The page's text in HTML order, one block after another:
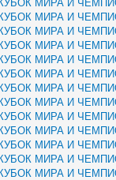
КУБОК МИРА И
КУБОК МИРА И
КУБОК МИРА И
КУБОК МИРА И
КУБОК МИРА И
КУБОК МИРА И
КУБОК МИРА И
КУБОК МИРА И
КУБОК МИРА И
КУБОК МИРА И
КУБОК МИРА И
КУБОК МИРА И
КУБОК МИРА И